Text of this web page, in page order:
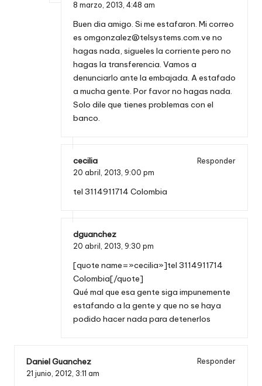
8 marzo, 2013, 4:48 am
Buen dia amigo. Si me estafaron. Mi correo
es omgonzalez@telsystems.com.ve no
hagas nada, sigueles la corriente pero no
hagas la transferencia. Vamos a
denunciarlo ante la embajada. A estafado
a mucha gente. Por favor no hagas nada.
Solo dile que tienes problemas con el
banco.
cecilia
Responder
20 abril, 2013, 9:00 pm
tel 3114911714 Colombia
dguanchez
20 abril, 2013, 9:30 pm
[quote name=»cecilia»]tel 3114911714
Colombia[/quote]
Qué mal que esa gente siga impunemente
estafando a la gente y que no se haya
podido hacer nada para detenerlos
Daniel Guanchez
Responder
21 junio, 2012, 3:11 am